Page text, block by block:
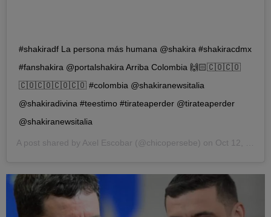
#shakiradf La persona más humana @shakira #shakiracdmx
#fanshakira @portalshakira Arriba Colombia 🙌🏻🇨🇴🇨🇴
🇨🇴🇨🇴🇨🇴🇨🇴 #colombia @shakiranewsitalia
@shakiradivina #teestimo #tirateaperder @tirateaperder
@shakiranewsitalia
A post shared by Axel Escobar (@chicopersebe) on Oct 12, 2018 at 9:27pm PDT